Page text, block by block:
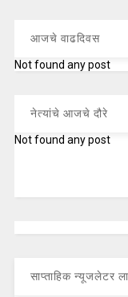
आजचे वाढदिवस
Not found any post
नेत्यांचे आजचे दौरे
Not found any post
साप्ताहिक न्यूजलेटर